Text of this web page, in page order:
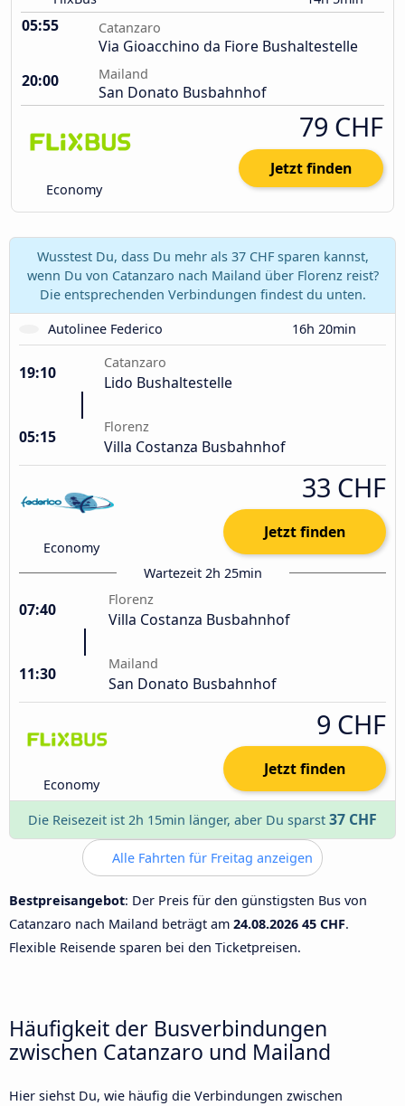
05:55 Catanzaro
Via Gioacchino da Fiore Bushaltestelle
20:00
Mailand
San Donato Busbahnhof
Economy
79 CHF
Jetzt finden
Wusstest Du, dass Du mehr als 37 CHF sparen kannst,
wenn Du von Catanzaro nach Mailand über Florenz reist?
Die entsprechenden Verbindungen findest du unten.
Autolinee Federico
16h 20min
19:10
Catanzaro
Lido Bushaltestelle
05:15
Florenz
Villa Costanza Busbahnhof
Economy
33 CHF
Jetzt finden
Wartezeit 2h 25min
07:40
Florenz
Villa Costanza Busbahnhof
11:30
Mailand
San Donato Busbahnhof
Economy
9 CHF
Jetzt finden
Die Reisezeit ist 2h 15min länger, aber Du sparst 37 CHF
Alle Fahrten für Freitag anzeigen
Bestpreisangebot: Der Preis für den günstigsten Bus von
Catanzaro nach Mailand beträgt am 24.08.2026 45 CHF.
Flexible Reisende sparen bei den Ticketpreisen.
Häufigkeit der Busverbindungen
zwischen Catanzaro und Mailand
Hier siehst Du, wie häufig die Verbindungen zwischen